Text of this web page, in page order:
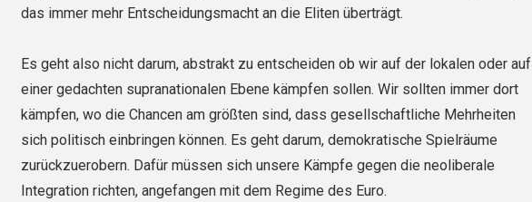
das immer mehr Entscheidungsmacht an die Eliten überträgt.
Es geht also nicht darum, abstrakt zu entscheiden ob wir auf der lokalen oder auf
einer gedachten supranationalen Ebene kämpfen sollen. Wir sollten immer dort
kämpfen, wo die Chancen am größten sind, dass gesellschaftliche Mehrheiten
sich politisch einbringen können. Es geht darum, demokratische Spielräume
zurückzuerobern. Dafür müssen sich unsere Kämpfe gegen die neoliberale
Integration richten, angefangen mit dem Regime des Euro.